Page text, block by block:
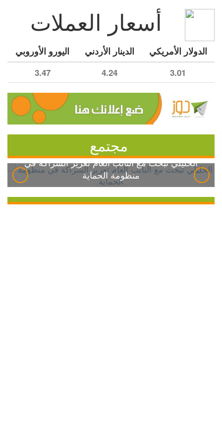
أسعار العملات
الدولار الأمريكي الدينار الأردني اليورو الأوروبي
3.01
4.24
3.47
مجتمع
الخليلي تبحث مع النائب العام تعزيز الشراكة في
منظومة الحماية